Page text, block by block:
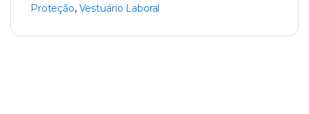
Proteção, Vestuário Laboral